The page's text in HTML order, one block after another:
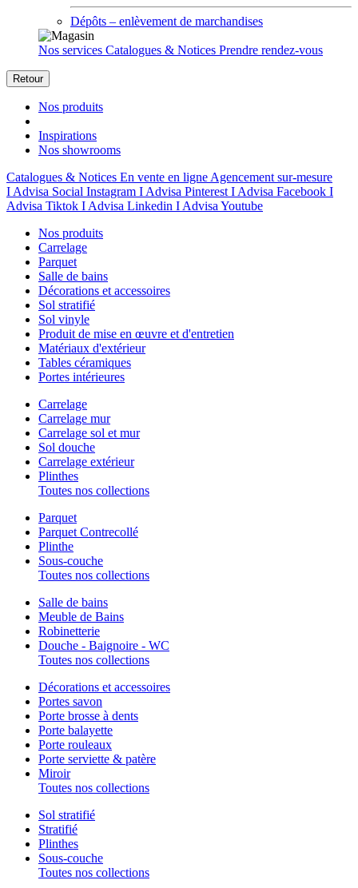
Dépôts – enlèvement de marchandises
Nos services Catalogues & Notices Prendre rendez-vous
Retour
Nos produits
Inspirations
Nos showrooms
Catalogues & Notices En vente en ligne Agencement sur-mesure
I Advisa Social Instagram I Advisa Pinterest I Advisa Facebook I
Advisa Tiktok I Advisa Linkedin I Advisa Youtube
Nos produits
Carrelage
Parquet
Salle de bains
Décorations et accessoires
Sol stratifié
Sol vinyle
Produit de mise en œuvre et d'entretien
Matériaux d'extérieur
Tables céramiques
Portes intérieures
Carrelage
Carrelage mur
Carrelage sol et mur
Sol douche
Carrelage extérieur
Plinthes
Toutes nos collections
Parquet
Parquet Contrecollé
Plinthe
Sous-couche
Toutes nos collections
Salle de bains
Meuble de Bains
Robinetterie
Douche - Baignoire - WC
Toutes nos collections
Décorations et accessoires
Portes savon
Porte brosse à dents
Porte balayette
Porte rouleaux
Porte serviette & patère
Miroir
Toutes nos collections
Sol stratifié
Stratifié
Plinthes
Sous-couche
Toutes nos collections